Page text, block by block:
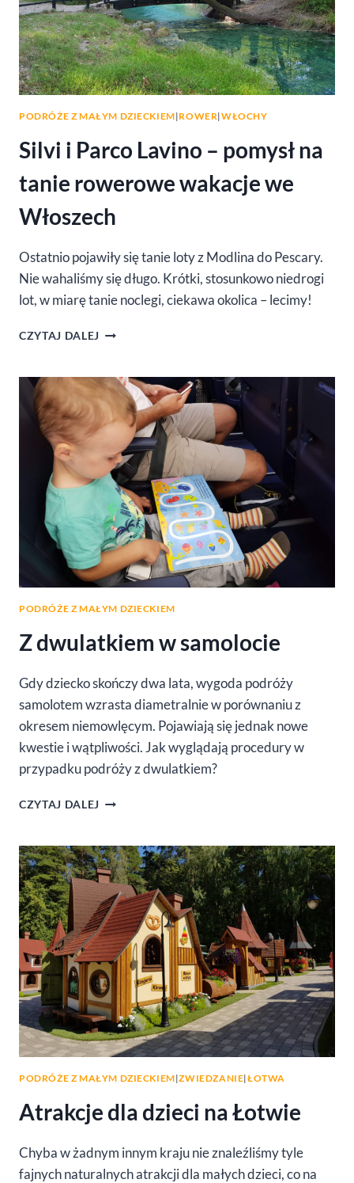
PODRÓŻE Z MAŁYM DZIECKIEM|ROWER|WŁOCHY
Silvi i Parco Lavino – pomysł na
tanie rowerowe wakacje we
Włoszech
Ostatnio pojawiły się tanie loty z Modlina do Pescary.
Nie wahaliśmy się długo. Krótki, stosunkowo niedrogi
lot, w miarę tanie noclegi, ciekawa okolica – lecimy!
CZYTAJ DALEJ SILVI
LAVINO
–
POMYSŁ
NA
TANIE
ROWEROWE
WAKACJE
WE
WŁOSZECH
PODRÓŻE Z MAŁYM DZIECKIEM
Z dwulatkiem w samolocie
Gdy dziecko skończy dwa lata, wygoda podróży
samolotem wzrasta diametralnie w porównaniu z
okresem niemowlęcym. Pojawiają się jednak nowe
kwestie i wątpliwości. Jak wyglądają procedury w
przypadku podróży z dwulatkiem?
CZYTAJ DALEJ
SAMOLOCIE
PODRÓŻE Z MAŁYM DZIECKIEM|ZWIEDZANIE|ŁOTWA
Atrakcje dla dzieci na Łotwie
Chyba w żadnym innym kraju nie znaleźliśmy tyle
fajnych naturalnych atrakcji dla małych dzieci, co na